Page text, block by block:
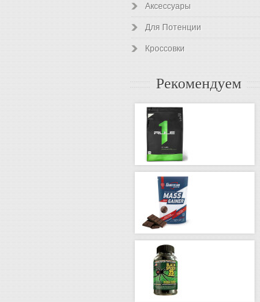
Аксессуары
Для Потенции
Кроссовки
Рекомендуем